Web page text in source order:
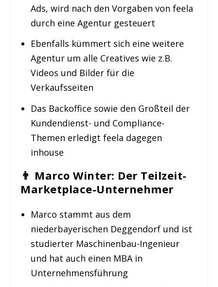
Ads, wird nach den Vorgaben von feela
durch eine Agentur gesteuert
Ebenfalls kümmert sich eine weitere
Agentur um alle Creatives wie z.B.
Videos und Bilder für die
Verkaufsseiten
Das Backoffice sowie den Großteil der
Kundendienst- und Compliance-
Themen erledigt feela dagegen
inhouse
👨 Marco Winter: Der Teilzeit-
Marketplace-Unternehmer
Marco stammt aus dem
niederbayerischen Deggendorf und ist
studierter Maschinenbau-Ingenieur
und hat auch einen MBA in
Unternehmensführung